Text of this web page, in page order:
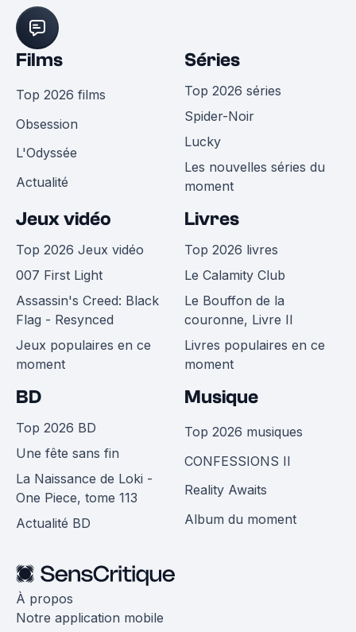
Films
Top 2026 films
Obsession
L'Odyssée
Actualité
Séries
Top 2026 séries
Spider-Noir
Lucky
Les nouvelles séries du
moment
Jeux vidéo
Top 2026 Jeux vidéo
007 First Light
Assassin's Creed: Black
Flag - Resynced
Jeux populaires en ce
moment
Livres
Top 2026 livres
Le Calamity Club
Le Bouffon de la
couronne, Livre II
Livres populaires en ce
moment
BD
Top 2026 BD
Une fête sans fin
La Naissance de Loki -
One Piece, tome 113
Actualité BD
Musique
Top 2026 musiques
CONFESSIONS II
Reality Awaits
Album du moment
À propos
Notre application mobile